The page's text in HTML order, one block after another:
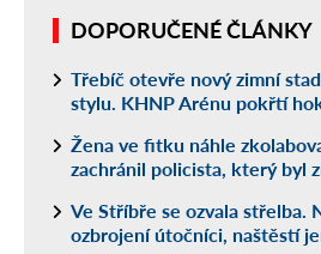
DOPORUČENÉ ČLÁNKY
Třebíč otevře nový zimní
stylu. KHNP Arénu pokřtí
Žena ve fitku náhle
zachránil policista, který byl
Ve Stříbře se ozvala střelba.
ozbrojení útočníci, naštěstí